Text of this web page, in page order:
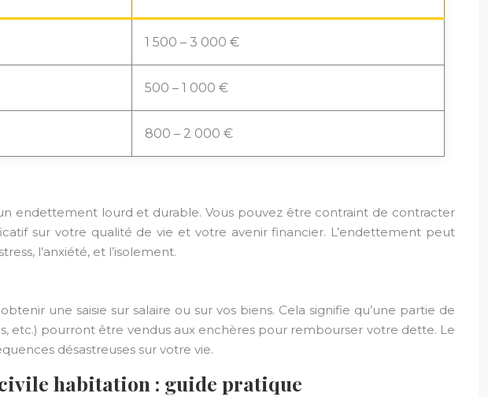
1 500 – 3 000 €
500 – 1 000 €
800 – 2 000 €
endettement lourd et durable. Vous pouvez être contraint de contracter
sur votre qualité de vie et votre avenir financier. L’endettement peut
l’anxiété, et l’isolement.
une saisie sur salaire ou sur vos biens. Cela signifie qu’une partie de
etc.) pourront être vendus aux enchères pour rembourser votre dette. Le
désastreuses sur votre vie.
habitation : guide pratique